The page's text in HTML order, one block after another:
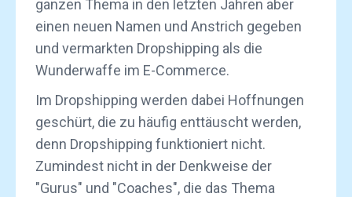
ganzen Thema in den letzten Jahren aber
einen neuen Namen und Anstrich gegeben
und vermarkten Dropshipping als die
Wunderwaffe im E-Commerce.
Im Dropshipping werden dabei Hoffnungen
geschürt, die zu häufig enttäuscht werden,
denn Dropshipping funktioniert nicht.
Zumindest nicht in der Denkweise der
"Gurus" und "Coaches", die das Thema